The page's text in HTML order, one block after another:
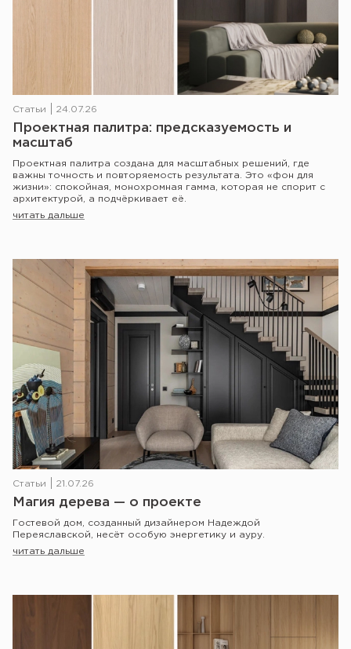
Статьи 24.07.26
Проектная палитра: предсказуемость и
масштаб
Проектная палитра создана для масштабных решений, где
важны точность и повторяемость результата. Это «фон для
жизни»: спокойная, монохромная гамма, которая не спорит с
архитектурой, а подчёркивает её.
читать дальше
Статьи 21.07.26
Магия дерева — о проекте
Гостевой дом, созданный дизайнером Надеждой
Переяславской, несёт особую энергетику и ауру.
читать дальше